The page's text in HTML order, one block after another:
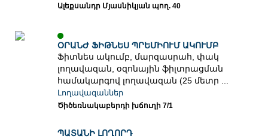
Ալեքսանդր Մյասնիկյան պող. 40
ՕՐԱՆԺ ՖԻԹՆԵՍ ՊՐԵՄԻՈՒՄ ԱԿՈՒՄԲ
Ֆիտնես ակումբ, մարզասրահ, փակ
լողավազան, օզոնային ֆիլտրացման
համակարգով լողավազան (25 մետր ...
Լողավազաններ
Ծիծեռնակաբերդի խճուղի 7/1
ՊԱՏԱՆԻ ԼՈՂՈՐԴ